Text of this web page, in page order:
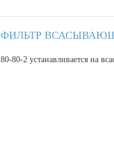
ФИЛЬТР
80-80-2 устанавливается на